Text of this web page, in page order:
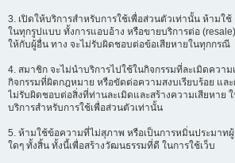
3. เปิดให้บริการสำหรับการใช้เพื่อส่วนตัวเท่านั้น ห้ามใช้
ในทุกรูปแบบ ทั้งการแอบอ้าง หรือขายบริการต่อ
ให้กับผู้อื่น ทาง จะไม่รับผิดชอบต่อข้อเสียหายในทุกกรณี
4. สมาชิก จะไม่นำบริการไปใช้ในกิจกรรมที่ละเมิดควา
กิจกรรมที่ผิดกฎหมาย หรือขัดต่อความสงบเรียบร้อย แล
ไม่รับผิดชอบต่อสิ่งที่ท่านละเมิดและสร้างความเสียหาย
บริการสำหรับการใช้เพื่อส่วนตัวเท่านั้น
5. ห้ามใช้ข้อความที่ไม่สุภาพ หรือเป็นการหมิ่นประมาท
ใดๆ ทั้งสิ้น ทั้งนี้เพื่อสร้างวัฒนธรรมที่ดี ในการใช้เว็บ